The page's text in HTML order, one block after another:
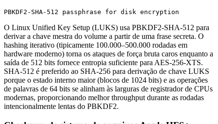
PBKDF2-SHA-512 passphrase for disk encryption
O Linux Unified Key Setup (LUKS) usa PBKDF2-SHA-512 para
derivar a chave mestra do volume a partir de uma frase secreta. O
hashing iterativo (tipicamente 100.000–500.000 rodadas em
hardware moderno) torna os ataques de força bruta caros enquanto a
saída de 512 bits fornece entropia suficiente para AES-256-XTS.
SHA-512 é preferido ao SHA-256 para derivação de chave LUKS
porque o estado interno maior (blocos de 1024 bits) e as operações
de palavras de 64 bits se alinham às larguras de registrador de CPUs
modernas, proporcionando melhor throughput durante as rodadas
intencionalmente lentas do PBKDF2.